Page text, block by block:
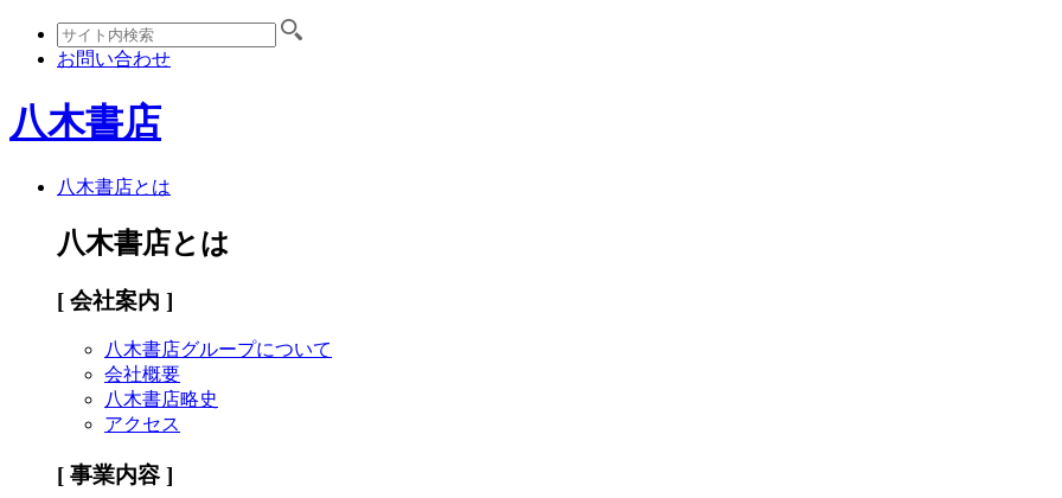
お問い合わせ
八木書店
八木書店とは
八木書店とは
[ 会社案内 ]
八木書店グループについて
会社概要
八木書店略史
アクセス
[ 事業内容 ]